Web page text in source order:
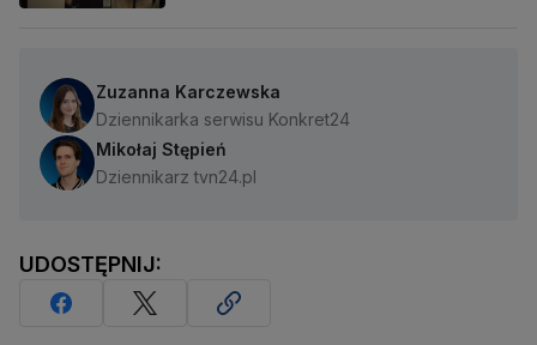
Zuzanna Karczewska
Dziennikarka serwisu Konkret24
Mikołaj Stępień
Dziennikarz tvn24.pl
UDOSTĘPNIJ: